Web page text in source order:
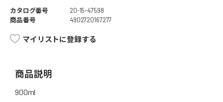
カタログ番号
20-15-47598
商品番号
4902720167277
マイリストに登録する
商品説明
900ml